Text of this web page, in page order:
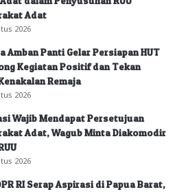
Adat
2026
Amban Panti Gelar Persiapan HUT
Kegiatan Positif dan Tekan
Remaja
2026
Wajib Mendapat Persetujuan
Adat, Wagub Minta Diakomodir
2026
RI Serap Aspirasi di Papua Barat,